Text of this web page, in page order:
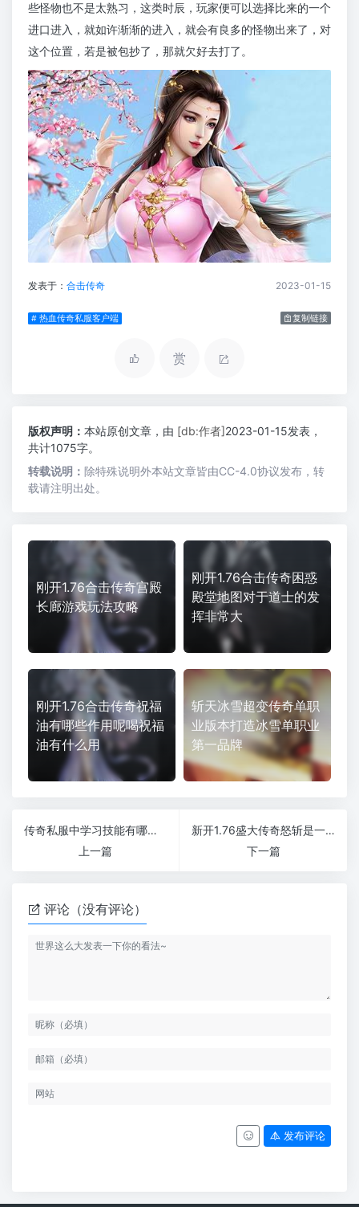
些怪物也不是太熟习，这类时辰，玩家便可以选择比来的一个
进口进入，就如许渐渐的进入，就会有良多的怪物出来了，对
这个位置，若是被包抄了，那就欠好去打了。
发表于： 合击传奇 2023-01-15
# 热血传奇私服客户端 复制链接
赏
版权声明： 本站原创文章，由 [db:作者]2023-01-15发表，
共计1075字。
转载说明： 除特殊说明外本站文章皆由CC-4.0协议发布，转
载请注明出处。
刚开1.76合击传奇宫殿
长廊游戏玩法攻略
刚开1.76合击传奇困惑
殿堂地图对于道士的发
挥非常大
刚开1.76合击传奇祝福
油有哪些作用呢喝祝福
油有什么用
斩天冰雪超变传奇单职
业版本打造冰雪单职业
第一品牌
传奇私服中学习技能有哪些要求
上一篇
新开1.76盛大传奇怒斩是一把多用的武器
下一篇
评论（没有评论）
发布评论